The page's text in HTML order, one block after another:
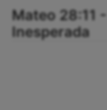
Mateo 28:11
Inesperada